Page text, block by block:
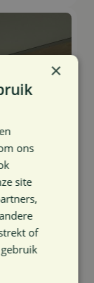
×
ons
site
of